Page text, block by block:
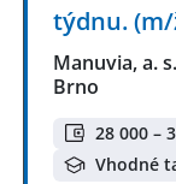
týdnu.
Manuvia, a.
Brno
28 000 –
Vhodné